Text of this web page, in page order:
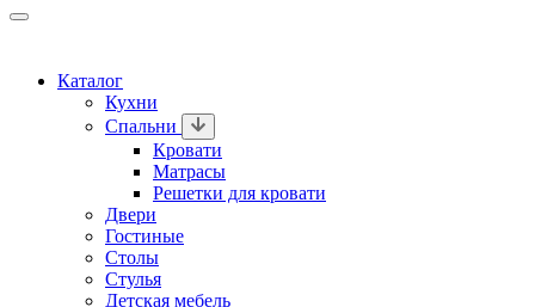
Каталог
Кухни
Спальни
Кровати
Матрасы
Решетки для кровати
Двери
Гостиные
Столы
Стулья
Детская мебель